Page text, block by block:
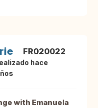
FR020022
hace
with Emanuela